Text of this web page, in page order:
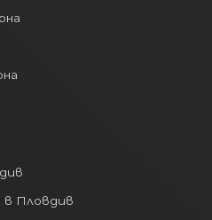
летище София:
България,
трамваи и
в Пловдив